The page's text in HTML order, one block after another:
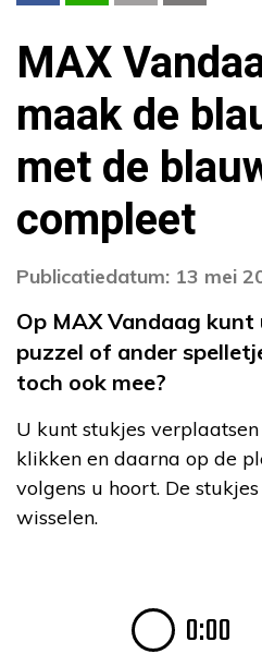
MAX
maak de
met de
compleet
Publicatiedatum: 13 mei
Op MAX Vandaag kunt
puzzel of ander
toch ook mee?
U kunt stukjes
klikken en daarna op de
volgens u hoort. De
wisselen.